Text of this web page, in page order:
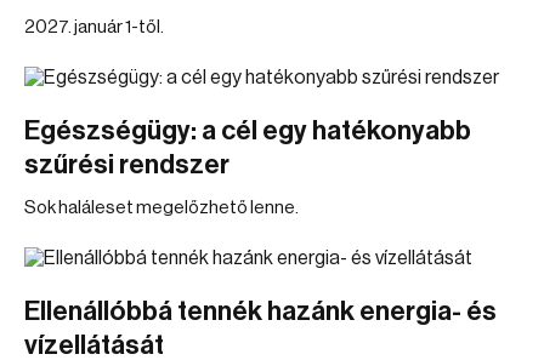
2027. január 1-től.
Egészségügy: a cél egy hatékonyabb
szűrési rendszer
Sok haláleset megelőzhető lenne.
Ellenállóbbá tennék hazánk energia- és
vízellátását